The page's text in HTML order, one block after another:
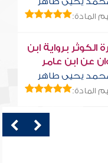
المادة:
الكوثر برواية ابن
عن ابن عامر
يحيى طاهر
المادة: